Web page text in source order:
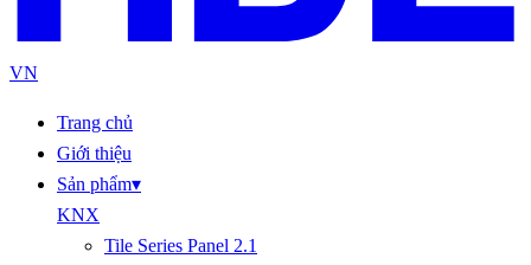
VN
Trang chủ
Giới thiệu
Sản phẩm▾
KNX
Tile Series Panel 2.1